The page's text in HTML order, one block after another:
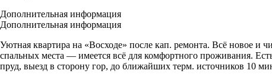
Дополнительная информация
Дополнительная информация
Уютная квартира на «Восходе» после кап. ремонта. Всё новое и
спальных места — имеется всё для комфортного проживания.
пруд, выезд в сторону гор, до ближайших терм. источников 10